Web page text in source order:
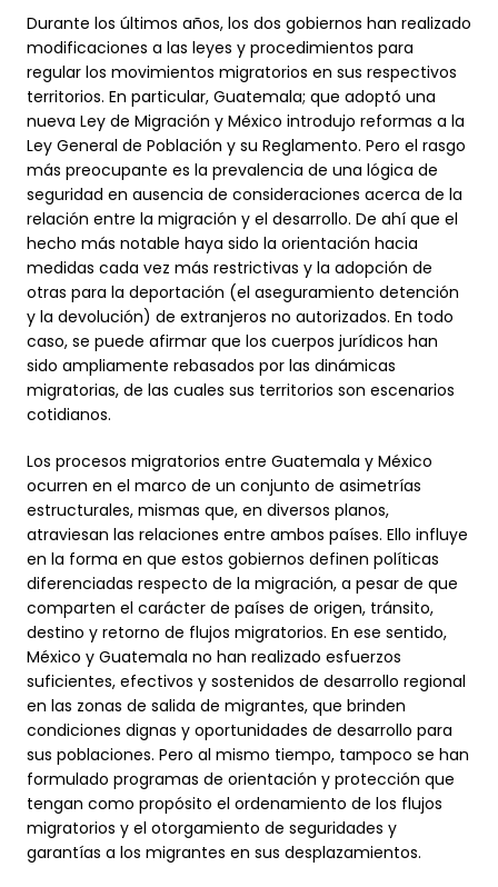
Durante los últimos años, los dos gobiernos han realizado
modificaciones a las leyes y procedimientos para
regular los movimientos migratorios en sus respectivos
territorios. En particular, Guatemala; que adoptó una
nueva Ley de Migración y México introdujo reformas a la
Ley General de Población y su Reglamento. Pero el rasgo
más preocupante es la prevalencia de una lógica de
seguridad en ausencia de consideraciones acerca de la
relación entre la migración y el desarrollo. De ahí que el
hecho más notable haya sido la orientación hacia
medidas cada vez más restrictivas y la adopción de
otras para la deportación (el aseguramiento detención
y la devolución) de extranjeros no autorizados. En todo
caso, se puede afirmar que los cuerpos jurídicos han
sido ampliamente rebasados por las dinámicas
migratorias, de las cuales sus territorios son escenarios
cotidianos.
Los procesos migratorios entre Guatemala y México
ocurren en el marco de un conjunto de asimetrías
estructurales, mismas que, en diversos planos,
atraviesan las relaciones entre ambos países. Ello influye
en la forma en que estos gobiernos definen políticas
diferenciadas respecto de la migración, a pesar de que
comparten el carácter de países de origen, tránsito,
destino y retorno de flujos migratorios. En ese sentido,
México y Guatemala no han realizado esfuerzos
suficientes, efectivos y sostenidos de desarrollo regional
en las zonas de salida de migrantes, que brinden
condiciones dignas y oportunidades de desarrollo para
sus poblaciones. Pero al mismo tiempo, tampoco se han
formulado programas de orientación y protección que
tengan como propósito el ordenamiento de los flujos
migratorios y el otorgamiento de seguridades y
garantías a los migrantes en sus desplazamientos.